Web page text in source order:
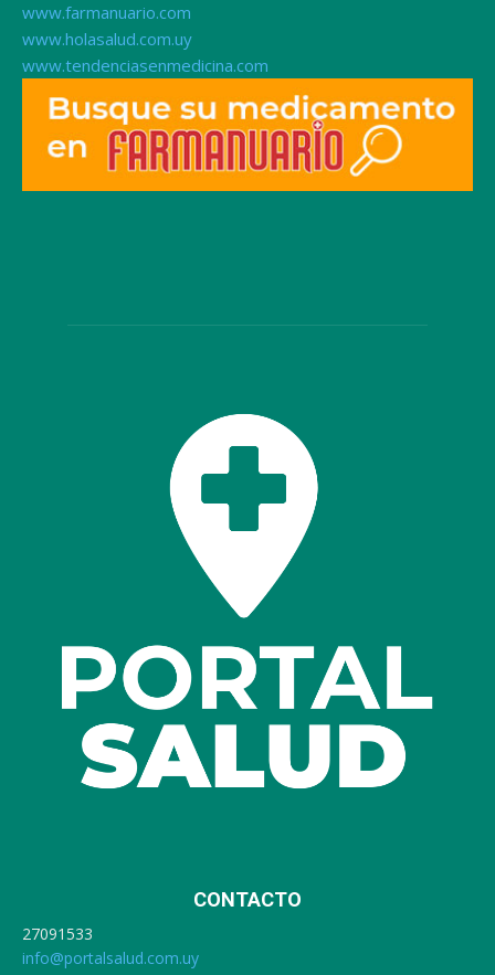
www.farmanuario.com
www.holasalud.com.uy
www.tendenciasenmedicina.com
CONTACTO
27091533
info@portalsalud.com.uy